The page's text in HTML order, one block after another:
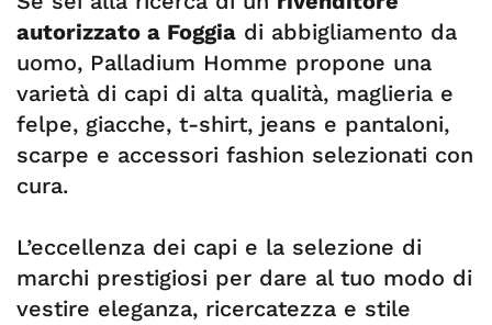
autorizzato a Foggia di abbigliamento da
uomo, Palladium Homme propone una
varietà di capi di alta qualità, maglieria e
felpe, giacche, t-shirt, jeans e pantaloni,
scarpe e accessori fashion selezionati con
cura.
L’eccellenza dei capi e la selezione di
marchi prestigiosi per dare al tuo modo di
vestire eleganza, ricercatezza e stile